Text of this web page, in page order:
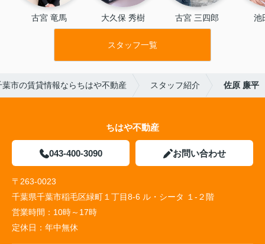
古宮 竜馬 大久保 秀樹 古宮 三四郎 池
スタッフ一覧
葉市の賃貸情報ならちはや不動産 スタッフ紹介 佐原 廉平
ちはや不動産
043-400-3090 お問い合わせ
〒263-0023
千葉県千葉市稲毛区緑町１丁目8-6 ル・シータ １-２階
営業時間： 10時～17時
定休日： 年中無休